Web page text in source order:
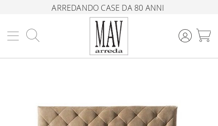
ARREDANDO CASE DA 80 ANNI